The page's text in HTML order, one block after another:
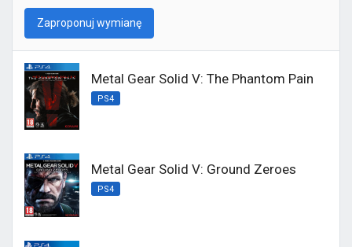
Zaproponuj wymianę
Metal Gear Solid V: The Phantom Pain
PS4
Metal Gear Solid V: Ground Zeroes
PS4